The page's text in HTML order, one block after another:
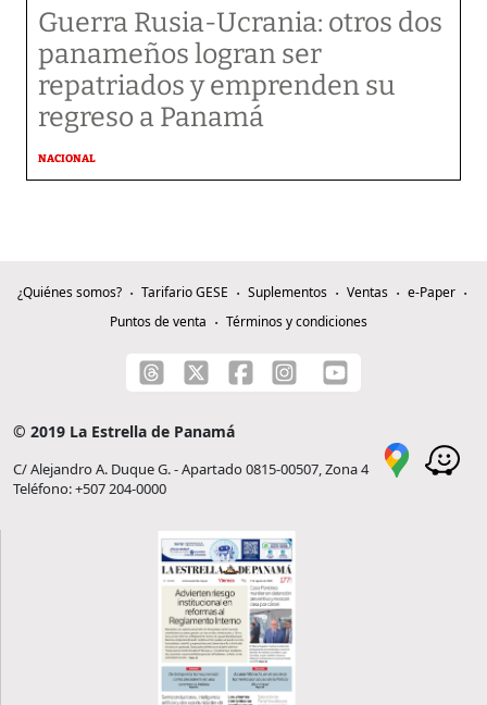
Guerra Rusia-Ucrania: otros dos
panameños logran ser
repatriados y emprenden su
regreso a Panamá
NACIONAL
¿Quiénes somos? Tarifario GESE Suplementos Ventas
e-Paper
Puntos de venta
Términos y condiciones
© 2019 La Estrella de Panamá
C/ Alejandro A. Duque G. - Apartado 0815-00507, Zona 4
Teléfono: +507 204-0000